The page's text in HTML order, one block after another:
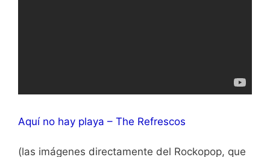
Aquí no hay playa – The Refrescos
(las imágenes directamente del Rockopop, que